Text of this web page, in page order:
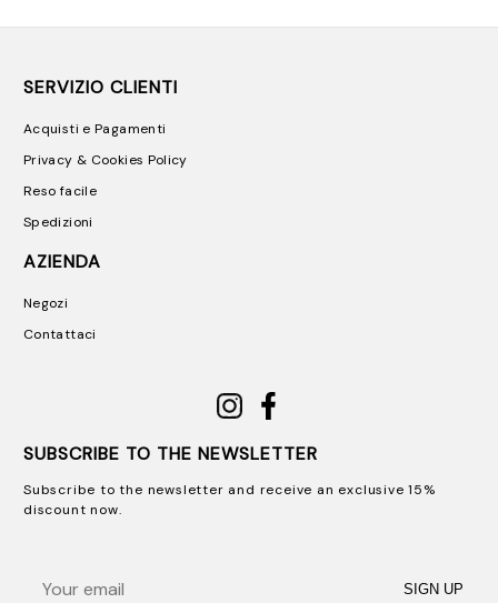
SERVIZIO CLIENTI
Acquisti e Pagamenti
Privacy & Cookies Policy
Reso facile
Spedizioni
AZIENDA
Negozi
Contattaci
SUBSCRIBE TO THE NEWSLETTER
Subscribe to the newsletter and receive an exclusive 15%
discount now.
SIGN UP